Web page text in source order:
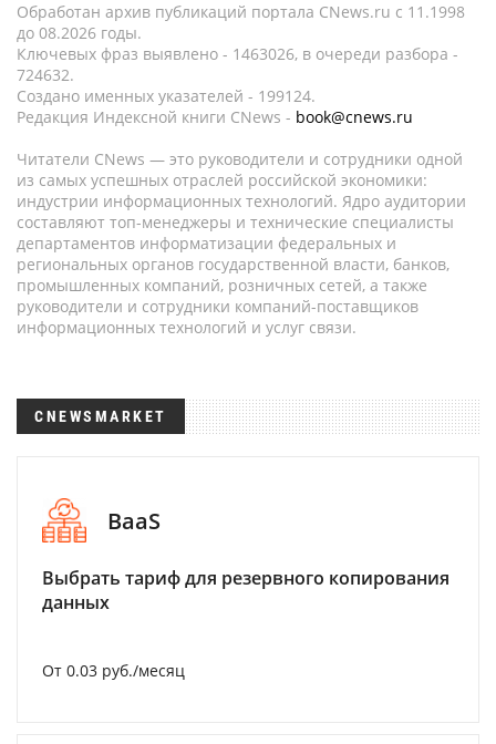
Обработан архив публикаций портала CNews.ru c 11.1998
до 08.2026 годы.
Ключевых фраз выявлено - 1463026, в очереди разбора -
724632.
Создано именных указателей - 199124.
Редакция Индексной книги CNews - book@cnews.ru
Читатели CNews — это руководители и сотрудники одной
из самых успешных отраслей российской экономики:
индустрии информационных технологий. Ядро аудитории
составляют топ-менеджеры и технические специалисты
департаментов информатизации федеральных и
региональных органов государственной власти, банков,
промышленных компаний, розничных сетей, а также
руководители и сотрудники компаний-поставщиков
информационных технологий и услуг связи.
CNEWSMARKET
BaaS
Выбрать тариф для резервного копирования
данных
От 0.03 руб./месяц